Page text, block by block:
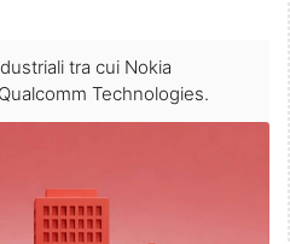
tra cui Nokia
Technologies.